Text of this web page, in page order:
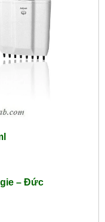
– Đức